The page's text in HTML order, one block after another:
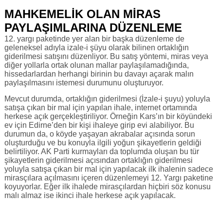
MAHKEMELİK OLAN MİRAS
PAYLAŞIMLARINA DÜZENLEME
12. yargı paketinde yer alan bir başka düzenleme de
geleneksel adıyla izale-i şüyu olarak bilinen ortaklığın
giderilmesi satışını düzenliyor. Bu satış yöntemi, miras veya
diğer yollarla ortak olunan mallar paylaşılamadığında,
hissedarlardan herhangi birinin bu davayı açarak malın
paylaşılmasını istemesi durumunu oluşturuyor.
Mevcut durumda, ortaklığın giderilmesi (İzale-i şuyu) yoluyla
satışa çıkan bir mal için yapılan ihale, internet ortamında
herkese açık gerçekleştiriliyor. Örneğin Kars’ın bir köyündeki
ev için Edirne’den bir kişi ihaleye girip evi alabiliyor. Bu
durumun da, o köyde yaşayan akrabalar açısında sorun
oluşturduğu ve bu konuyla ilgili yoğun şikayetlerin geldiği
belirtiliyor. AK Parti kurmayları da toplumda oluşan bu tür
şikayetlerin giderilmesi açısından ortaklığın giderilmesi
yoluyla satışa çıkan bir mal için yapılacak ilk ihalenin sadece
mirasçılara açılmasını içeren düzenlemeyi 12. Yargı paketine
koyuyorlar. Eğer ilk ihalede mirasçılardan hiçbiri söz konusu
malı almaz ise ikinci ihale herkese açık yapılacak.